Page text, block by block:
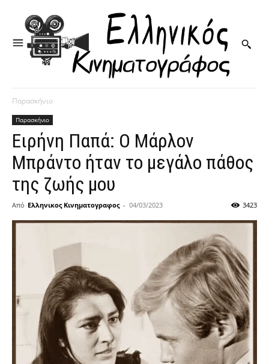
Παρασκήνιο
Παρασκήνιο
Ειρήνη Παπά: Ο Μάρλον
Μπράντο ήταν το μεγάλο πάθος
της ζωής μου
Από Ελληνικος Κινηματογραφος - 04/03/2023 3423